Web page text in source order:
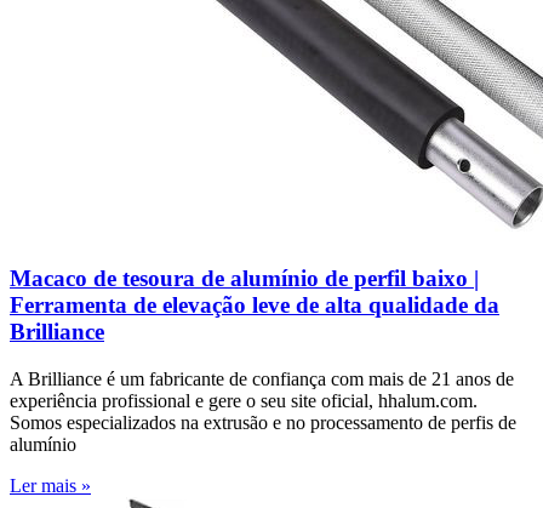
Macaco de tesoura de alumínio de perfil baixo |
Ferramenta de elevação leve de alta qualidade da
Brilliance
A Brilliance é um fabricante de confiança com mais de 21 anos de
experiência profissional e gere o seu site oficial, hhalum.com.
Somos especializados na extrusão e no processamento de perfis de
alumínio
Ler mais »